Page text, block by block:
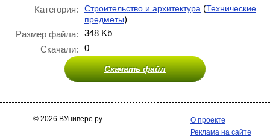
Категория:
Строительство и архитектура (Технические
предметы)
Размер файла:
348 Kb
Скачали:
0
Скачать файл
© 2026 ВУнивере.ру
О проекте
Реклама на сайте